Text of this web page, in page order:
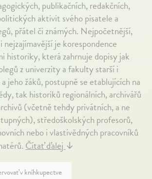
publikačních, redakčních,
aktivit svého pisatele a
přátel či známých. Nejpočetnější,
nejzajímavější je korespondence
historiky, která zahrnuje dopisy jak
z univerzity a fakulty starší i
jeho žáků, postupně se etablujících na
tak historiků regionálních, archivářů
(včetně tehdy privátních, a ne
středoškolských profesorů,
nebo i vlastivědných pracovníků
Čítať ďalej↓
v kníhkupectve